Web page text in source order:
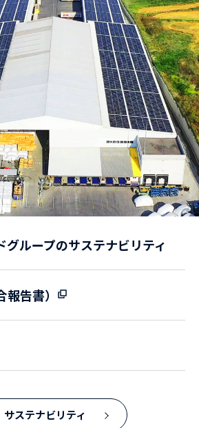
グループのサステナビリティ
告書）
サステナビリティ